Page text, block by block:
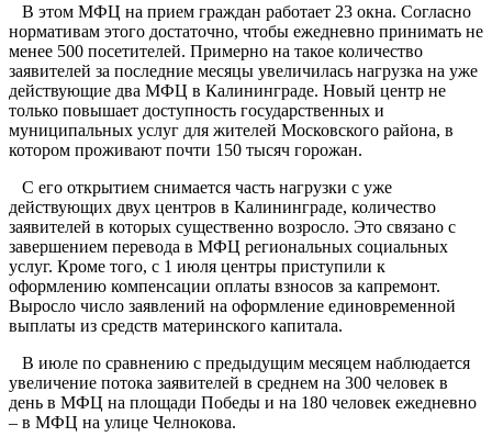
В этом МФЦ на прием граждан работает 23 окна. Согласно
нормативам этого достаточно, чтобы ежедневно принимать не
менее 500 посетителей. Примерно на такое количество
заявителей за последние месяцы увеличилась нагрузка на уже
действующие два МФЦ в Калининграде. Новый центр не
только повышает доступность государственных и
муниципальных услуг для жителей Московского района, в
котором проживают почти 150 тысяч горожан.
С его открытием снимается часть нагрузки с уже
действующих двух центров в Калининграде, количество
заявителей в которых существенно возросло. Это связано с
завершением перевода в МФЦ региональных социальных
услуг. Кроме того, с 1 июля центры приступили к
оформлению компенсации оплаты взносов за капремонт.
Выросло число заявлений на оформление единовременной
выплаты из средств материнского капитала.
В июле по сравнению с предыдущим месяцем наблюдается
увеличение потока заявителей в среднем на 300 человек в
день в МФЦ на площади Победы и на 180 человек ежедневно
– в МФЦ на улице Челнокова.